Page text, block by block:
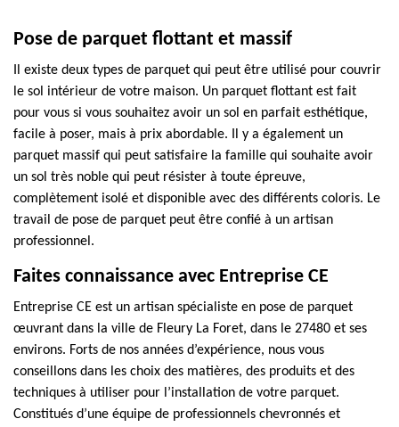
Pose de parquet flottant et massif
Il existe deux types de parquet qui peut être utilisé pour couvrir
le sol intérieur de votre maison. Un parquet flottant est fait
pour vous si vous souhaitez avoir un sol en parfait esthétique,
facile à poser, mais à prix abordable. Il y a également un
parquet massif qui peut satisfaire la famille qui souhaite avoir
un sol très noble qui peut résister à toute épreuve,
complètement isolé et disponible avec des différents coloris. Le
travail de pose de parquet peut être confié à un artisan
professionnel.
Faites connaissance avec Entreprise CE
Entreprise CE est un artisan spécialiste en pose de parquet
œuvrant dans la ville de Fleury La Foret, dans le 27480 et ses
environs. Forts de nos années d’expérience, nous vous
conseillons dans les choix des matières, des produits et des
techniques à utiliser pour l’installation de votre parquet.
Constitués d’une équipe de professionnels chevronnés et